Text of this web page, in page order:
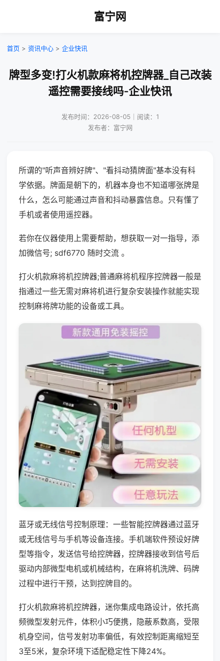
富宁网
首页 > 资讯中心 > 企业快讯
牌型多变!打火机款麻将机控牌器_自己改装
遥控需要接线吗-企业快讯
发布时间：2026-08-05｜阅读：1
发布者：富宁网
所谓的"听声音辨好牌"、"看抖动猜牌面"基本没有科
学依据。牌面是朝下的，机器本身也不知道哪张牌是
什么，怎么可能通过声音和抖动暴露信息。只有懂了
手机或者使用遥控器。
若你在仪器使用上需要帮助，想获取一对一指导，添
加微信号; sdf6770 随时交流 。
打火机款麻将机控牌器;普通麻将机程序控牌器一般是
指通过一些无需对麻将机进行复杂安装操作就能实现
控制麻将牌功能的设备或工具。
蓝牙或无线信号控制原理：一些智能控牌器通过蓝牙
或无线信号与手机等设备连接。手机端软件预设好牌
型等指令，发送信号给控牌器，控牌器接收到信号后
驱动内部微型电机或机械结构，在麻将机洗牌、码牌
过程中进行干预，达到控牌目的。
打火机款麻将机控牌器，迷你集成电路设计，依托高
频微型发射元件，体积小巧便携，隐蔽系数高，受限
机身空间，信号发射功率偏低，有效控制距离缩短至
3至5米，复杂环境下适配稳定性下降24%。